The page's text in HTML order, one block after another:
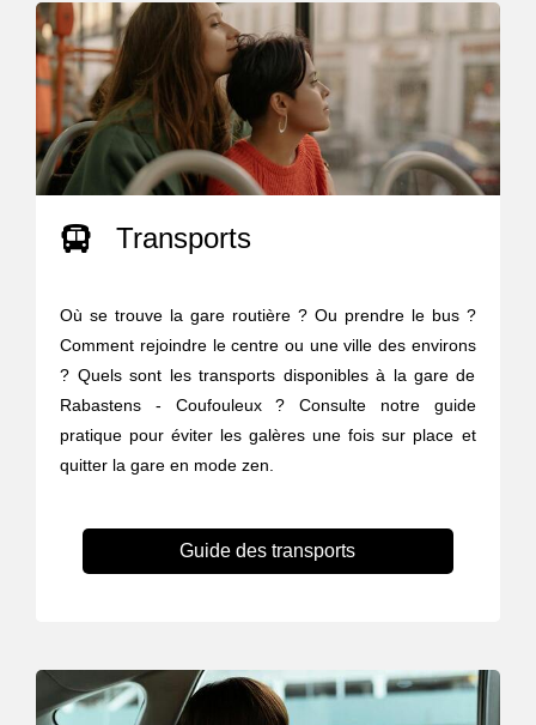
Transports
Où se trouve la gare routière ? Ou prendre le bus ?
Comment rejoindre le centre ou une ville des environs
? Quels sont les transports disponibles à la gare de
Rabastens - Coufouleux ? Consulte notre guide
pratique pour éviter les galères une fois sur place et
quitter la gare en mode zen.
Guide des transports